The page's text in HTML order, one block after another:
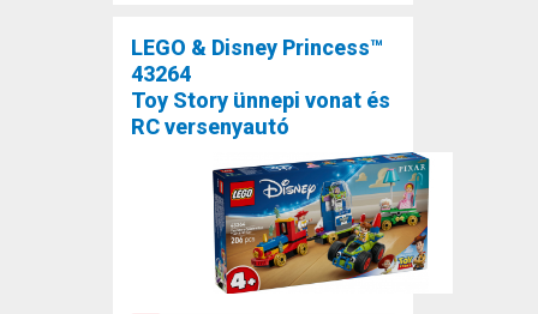
LEGO & Disney Princess™
43264
Toy Story ünnepi vonat és
RC versenyautó